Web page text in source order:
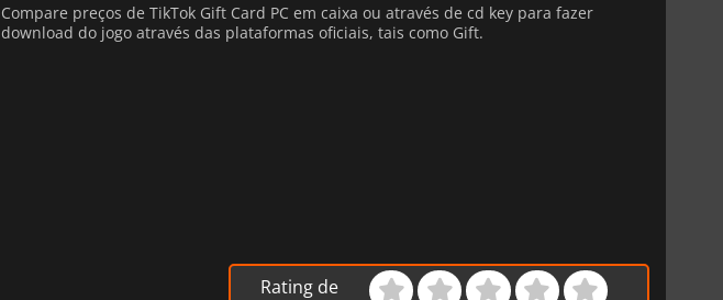
Compare preços de TikTok Gift Card PC em caixa ou através de cd key para fazer
download do jogo através das plataformas oficiais, tais como Gift.
Rating de